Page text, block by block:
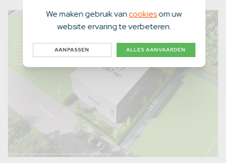
We maken gebruik vancookiesom uw
website ervaring te verbeteren.
AANPASSEN ALLES AANVAARDEN